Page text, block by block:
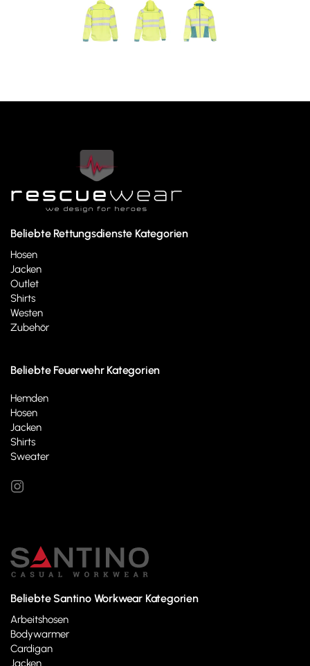
Beliebte Rettungsdienste Kategorien
Hosen
Jacken
Outlet
Shirts
Westen
Zubehör
Beliebte Feuerwehr Kategorien
Hemden
Hosen
Jacken
Shirts
Sweater
Beliebte Santino Workwear Kategorien
Arbeitshosen
Bodywarmer
Cardigan
Jacken